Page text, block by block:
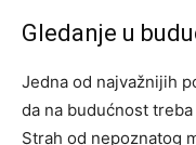
Gledanje u
Jedna od najvažnijih
da na budućnost
Strah od nepoznatog